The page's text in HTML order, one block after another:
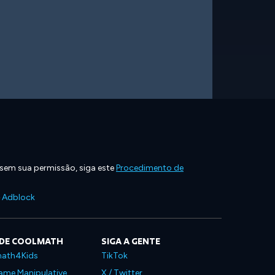
sua permissão, siga esteProcedimento de
Adblock
COOLMATH
Manipulative
SIGA A GENTE
TikTok
X / Twitter